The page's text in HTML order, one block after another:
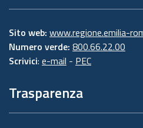
Sito web: www.regione.emilia-
Numero verde: 800.66.22.00
Scrivici: e-mail - PEC
Trasparenza